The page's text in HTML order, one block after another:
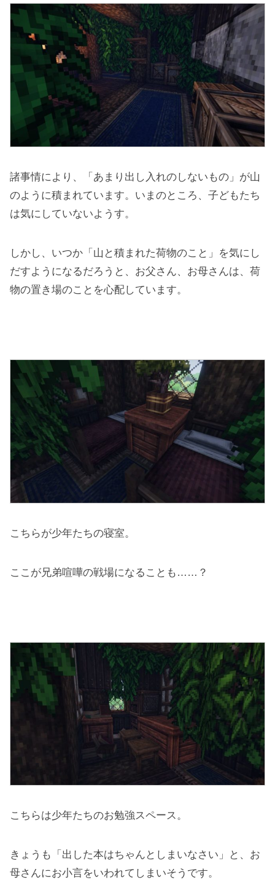
諸事情により、「あまり出し入れのしないもの」が山
のように積まれています。いまのところ、子どもたち
は気にしていないようす。
しかし、いつか「山と積まれた荷物のこと」を気にし
だすようになるだろうと、お父さん、お母さんは、荷
物の置き場のことを心配しています。
こちらが少年たちの寝室。
ここが兄弟喧嘩の戦場になることも……？
こちらは少年たちのお勉強スペース。
きょうも「出した本はちゃんとしまいなさい」と、お
母さんにお小言をいわれてしまいそうです。